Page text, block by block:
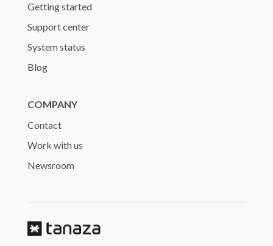
Getting started
Support center
System status
Blog
COMPANY
Contact
Work with us
Newsroom